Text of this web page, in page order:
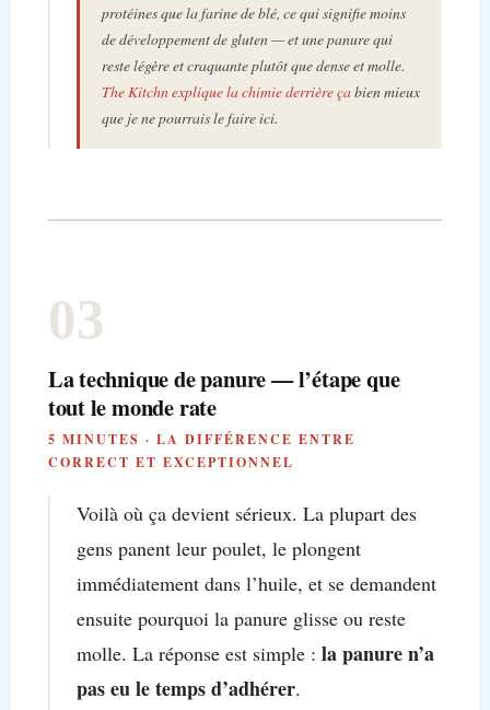
protéines que la farine de blé, ce qui signifie moins
de développement de gluten — et une panure qui
reste légère et craquante plutôt que dense et molle.
The Kitchn explique la chimie derrière çabien mieux
que je ne pourrais le faire ici.
03
La technique de panure — l’étape que
tout le monde rate
5 MINUTES · LA DIFFÉRENCE ENTRE
CORRECT ET EXCEPTIONNEL
Voilà où ça devient sérieux. La plupart des
gens panent leur poulet, le plongent
immédiatement dans l’huile, et se demandent
ensuite pourquoi la panure glisse ou reste
molle. La réponse est simple : la panure n’a
pas eu le temps d’adhérer.